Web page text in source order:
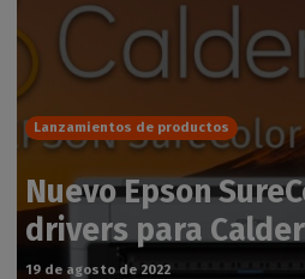
Lanzamientos de productos
Nuevo Epson
drivers para
19 de agosto de 2022